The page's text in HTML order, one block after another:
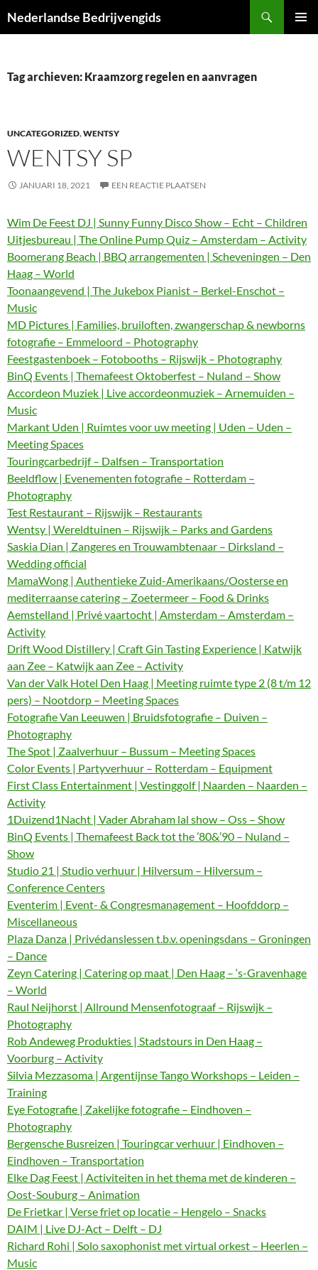
naar
Nederlandse Bedrijvengids
Tag archieven: Kraamzorg regelen en aanvragen
UNCATEGORIZED,WENTSY
WENTSY SP
JANUARI 18, 2021 EEN REACTIE PLAATSEN
Wim De Feest DJ | Sunny Funny Disco Show – Echt – Children
Uitjesbureau | The Online Pump Quiz – Amsterdam – Activity
Boomerang Beach | BBQ arrangementen | Scheveningen – Den
Haag – World
Toonaangevend | The Jukebox Pianist – Berkel-Enschot –
Music
MD Pictures | Families, bruiloften, zwangerschap & newborns
fotografie – Emmeloord – Photography
Feestgastenboek – Fotobooths – Rijswijk – Photography
BinQ Events | Themafeest Oktoberfest – Nuland – Show
Accordeon Muziek | Live accordeonmuziek – Arnemuiden –
Music
Markant Uden | Ruimtes voor uw meeting | Uden – Uden –
Meeting Spaces
Touringcarbedrijf – Dalfsen – Transportation
Beeldflow | Evenementen fotografie – Rotterdam –
Photography
Test Restaurant – Rijswijk – Restaurants
Wentsy | Wereldtuinen – Rijswijk – Parks and Gardens
Saskia Dian | Zangeres en Trouwambtenaar – Dirksland –
Wedding official
MamaWong | Authentieke Zuid-Amerikaans/Oosterse en
mediterraanse catering – Zoetermeer – Food & Drinks
Aemstelland | Privé vaartocht | Amsterdam – Amsterdam –
Activity
Drift Wood Distillery | Craft Gin Tasting Experience | Katwijk
aan Zee – Katwijk aan Zee – Activity
Van der Valk Hotel Den Haag | Meeting ruimte type 2 (8 t/m 12
pers) – Nootdorp – Meeting Spaces
Fotografie Van Leeuwen | Bruidsfotografie – Duiven –
Photography
The Spot | Zaalverhuur – Bussum – Meeting Spaces
Color Events | Partyverhuur – Rotterdam – Equipment
First Class Entertainment | Vestinggolf | Naarden – Naarden –
Activity
1Duizend1Nacht | Vader Abraham lal show – Oss – Show
BinQ Events | Themafeest Back tot the ’80&’90 – Nuland –
Show
Studio 21 | Studio verhuur | Hilversum – Hilversum –
Conference Centers
Eventerim | Event- & Congresmanagement – Hoofddorp –
Miscellaneous
Plaza Danza | Privédanslessen t.b.v. openingsdans – Groningen
– Dance
Zeyn Catering | Catering op maat | Den Haag – ‘s-Gravenhage
– World
Raul Neijhorst | Allround Mensenfotograaf – Rijswijk –
Photography
Rob Andeweg Produkties | Stadstours in Den Haag –
Voorburg – Activity
Silvia Mezzasoma | Argentijnse Tango Workshops – Leiden –
Training
Eye Fotografie | Zakelijke fotografie – Eindhoven –
Photography
Bergensche Busreizen | Touringcar verhuur | Eindhoven –
Eindhoven – Transportation
Elke Dag Feest | Activiteiten in het thema met de kinderen –
Oost-Souburg – Animation
De Frietkar | Verse friet op locatie – Hengelo – Snacks
DAIM | Live DJ-Act – Delft – DJ
Richard Rohi | Solo saxophonist met virtual orkest – Heerlen –
Music